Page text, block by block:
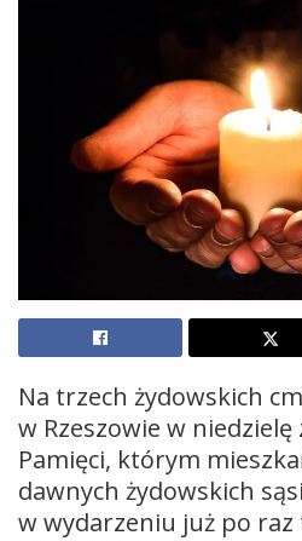
Na trzech żydowskich
w Rzeszowie w niedzielę
Pamięci, którym
dawnych żydowskich
w wydarzeniu już po raz